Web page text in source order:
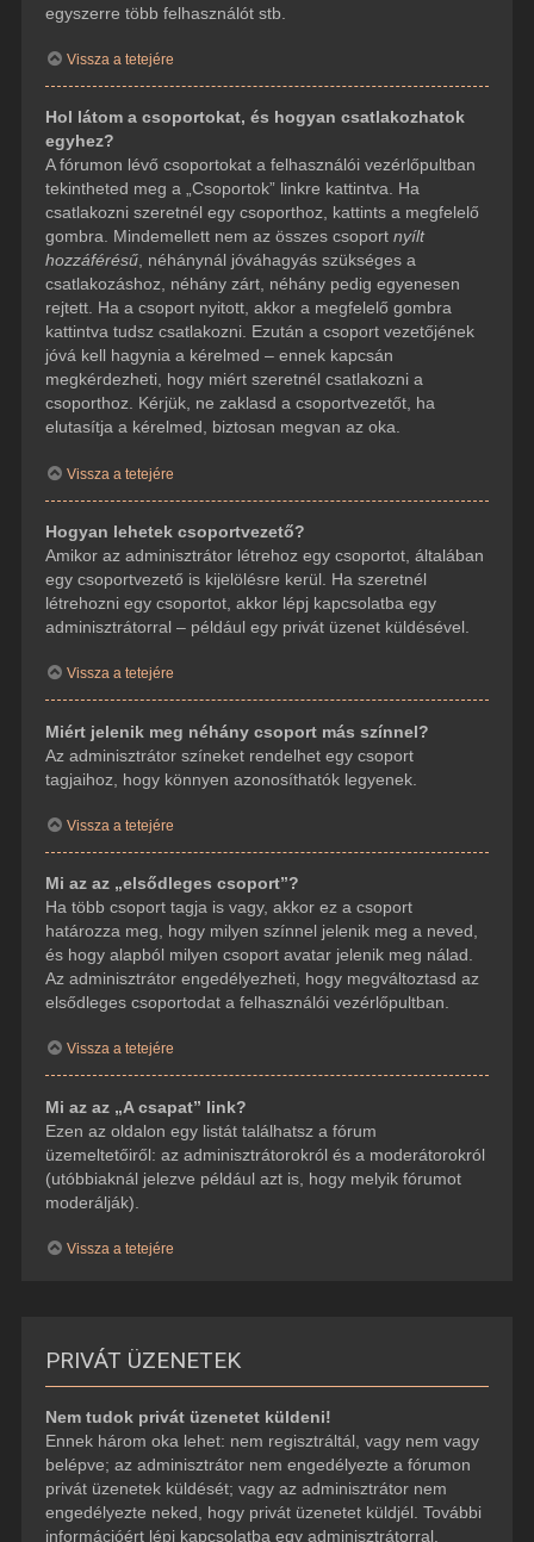
egyszerre több felhasználót stb.
Vissza a tetejére
Hol látom a csoportokat, és hogyan csatlakozhatok
egyhez?
A fórumon lévő csoportokat a felhasználói vezérlőpultban
tekintheted meg a „Csoportok” linkre kattintva. Ha
csatlakozni szeretnél egy csoporthoz, kattints a megfelelő
gombra. Mindemellett nem az összes csoport nyílt
hozzáférésű, néhánynál jóváhagyás szükséges a
csatlakozáshoz, néhány zárt, néhány pedig egyenesen
rejtett. Ha a csoport nyitott, akkor a megfelelő gombra
kattintva tudsz csatlakozni. Ezután a csoport vezetőjének
jóvá kell hagynia a kérelmed – ennek kapcsán
megkérdezheti, hogy miért szeretnél csatlakozni a
csoporthoz. Kérjük, ne zaklasd a csoportvezetőt, ha
elutasítja a kérelmed, biztosan megvan az oka.
Vissza a tetejére
Hogyan lehetek csoportvezető?
Amikor az adminisztrátor létrehoz egy csoportot, általában
egy csoportvezető is kijelölésre kerül. Ha szeretnél
létrehozni egy csoportot, akkor lépj kapcsolatba egy
adminisztrátorral – például egy privát üzenet küldésével.
Vissza a tetejére
Miért jelenik meg néhány csoport más színnel?
Az adminisztrátor színeket rendelhet egy csoport
tagjaihoz, hogy könnyen azonosíthatók legyenek.
Vissza a tetejére
Mi az az „elsődleges csoport”?
Ha több csoport tagja is vagy, akkor ez a csoport
határozza meg, hogy milyen színnel jelenik meg a neved,
és hogy alapból milyen csoport avatar jelenik meg nálad.
Az adminisztrátor engedélyezheti, hogy megváltoztasd az
elsődleges csoportodat a felhasználói vezérlőpultban.
Vissza a tetejére
Mi az az „A csapat” link?
Ezen az oldalon egy listát találhatsz a fórum
üzemeltetőiről: az adminisztrátorokról és a moderátorokról
(utóbbiaknál jelezve például azt is, hogy melyik fórumot
moderálják).
Vissza a tetejére
PRIVÁT ÜZENETEK
Nem tudok privát üzenetet küldeni!
Ennek három oka lehet: nem regisztráltál, vagy nem vagy
belépve; az adminisztrátor nem engedélyezte a fórumon
privát üzenetek küldését; vagy az adminisztrátor nem
engedélyezte neked, hogy privát üzenetet küldjél. További
információért lépj kapcsolatba egy adminisztrátorral.